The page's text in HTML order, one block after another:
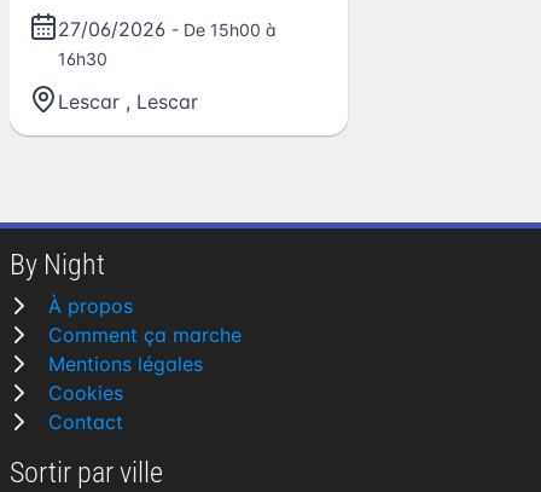
27/06/2026 - De 15h00 à
16h30
Lescar , Lescar
By Night
À propos
Comment ça marche
Mentions légales
Cookies
Contact
Sortir par ville